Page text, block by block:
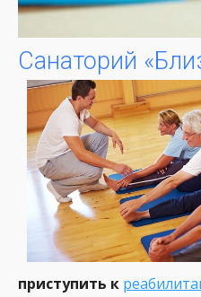
Санаторий
приступить к